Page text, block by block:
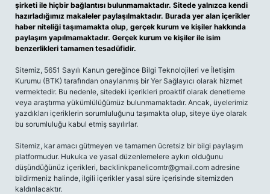
şirketi ile hiçbir bağlantısı bulunmamaktadır. Sitede yalnızca kendi
hazırladığımız makaleler paylaşılmaktadır. Burada yer alan içerikler
haber niteliği taşımamakta olup, gerçek kurum ve kişiler hakkında
paylaşım yapılmamaktadır. Gerçek kurum ve kişiler ile isim
benzerlikleri tamamen tesadüfidir.
Sitemiz, 5651 Sayılı Kanun gereğince Bilgi Teknolojileri ve İletişim
Kurumu (BTK) tarafından onaylanmış bir Yer Sağlayıcı olarak hizmet
vermektedir. Bu nedenle, sitedeki içerikleri proaktif olarak denetleme
veya araştırma yükümlülüğümüz bulunmamaktadır. Ancak, üyelerimiz
yazdıkları içeriklerin sorumluluğunu taşımakta olup, siteye üye olarak
bu sorumluluğu kabul etmiş sayılırlar.
Sitemiz, kar amacı gütmeyen ve tamamen ücretsiz bir bilgi paylaşım
platformudur. Hukuka ve yasal düzenlemelere aykırı olduğunu
düşündüğünüz içerikleri, backlinkpanelicomtr@gmail.com adresine
bildirmeniz halinde, ilgili içerikler yasal süre içerisinde sitemizden
kaldırılacaktır.